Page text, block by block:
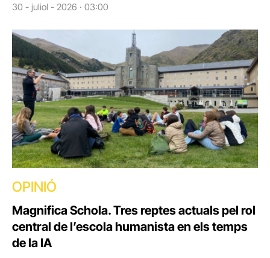
30 - juliol - 2026 · 03:00
OPINIÓ
Magnifica Schola. Tres reptes actuals pel rol
central de l’escola humanista en els temps
de la IA